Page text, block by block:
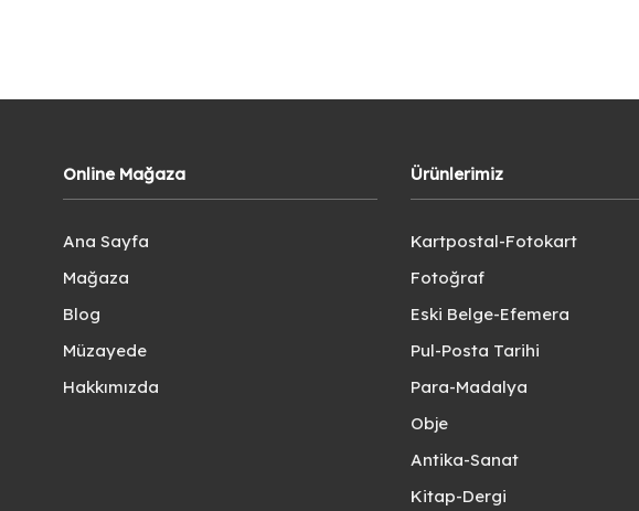
Online Mağaza
Ana Sayfa
Mağaza
Blog
Müzayede
Hakkımızda
Ürünlerimiz
Kartpostal-Fotokart
Fotoğraf
Eski Belge-Efemera
Pul-Posta Tarihi
Para-Madalya
Obje
Antika-Sanat
Kitap-Dergi